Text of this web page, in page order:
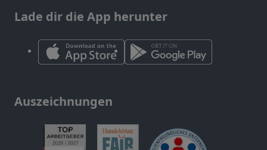
Lade dir die App herunter
Auszeichnungen